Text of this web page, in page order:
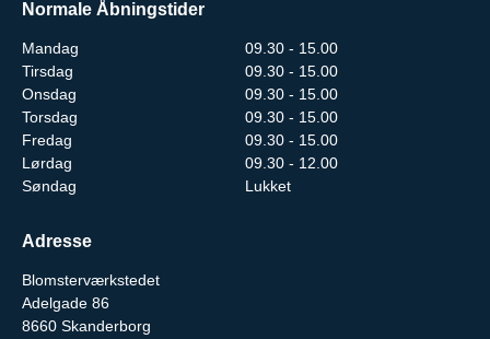
Normale Åbningstider
Mandag
09.30 - 15.00
Tirsdag
09.30 - 15.00
Onsdag
09.30 - 15.00
Torsdag
09.30 - 15.00
Fredag
09.30 - 15.00
Lørdag
09.30 - 12.00
Søndag
Lukket
Adresse
Blomsterværkstedet
Adelgade 86
8660 Skanderborg